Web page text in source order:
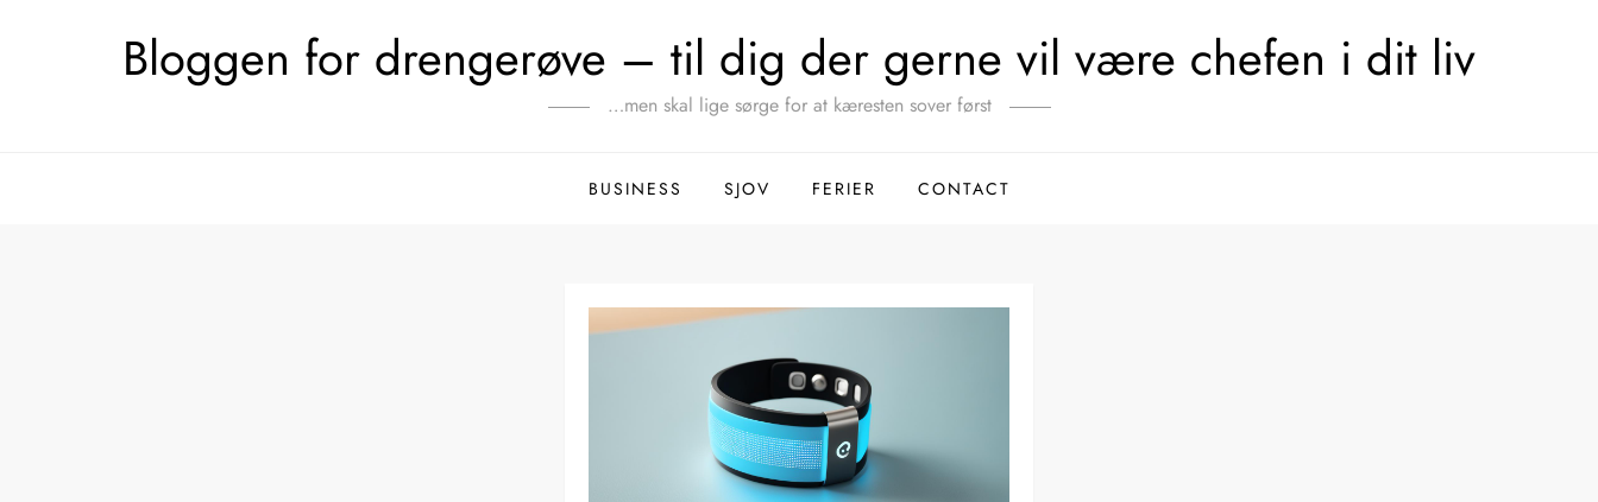
Bloggen for drengerøve – til dig der gerne vil være chefen i dit liv
…men skal lige sørge for at kæresten sover først
BUSINESS SJOV FERIER CONTACT